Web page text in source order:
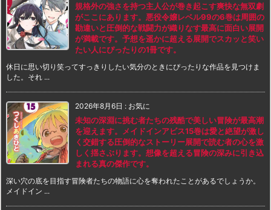
規格外の強さを持つ主人公が巻き起こす爽快な無双劇
がここにあります。悪役令嬢レベル99の6巻は周囲の
勘違いと圧倒的な戦闘力が織りなす最高に面白い展開
が満載です。予想を遥かに超える展開でスカッと笑い
たい人にぴったりの1冊です。
休日に思い切り笑ってすっきりしたい気分のときにぴったりな作品を見つけま
した。それ ...
2026年8月6日 : お気に
未知の深淵に挑む者たちの残酷で美しい冒険が最高潮
を迎えます。メイドインアビス15巻は愛と絶望が激し
く交錯する圧倒的なストーリー展開で読む者の心を激
しく揺さぶります。想像を超える冒険の深みに引き込
まれる真の傑作です。
深い穴の底を目指す冒険者たちの物語に心を奪われたことがあるでしょうか。
メイドイン ...